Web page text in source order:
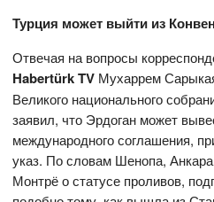
Турция может выйти из
Отвечая на вопросы
Habertürk TV Мухаррем
Великого национального
заявил, что Эрдоган может
международного соглашения,
указ. По словам Шенопа,
Монтрё о статусе проливов,